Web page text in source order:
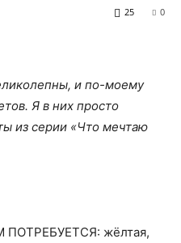
0
25
и по-моему
Я в них просто
из серии «Что мечтаю
жёлтая,